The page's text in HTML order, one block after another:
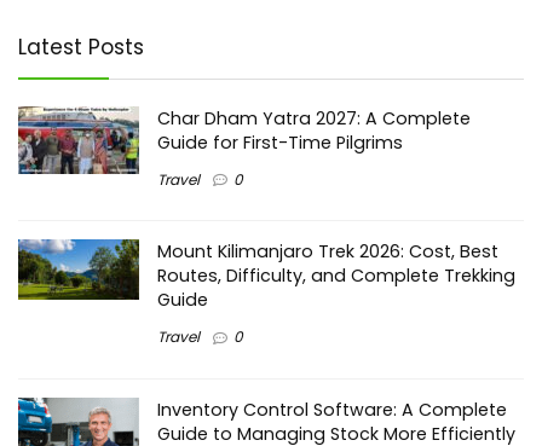
Latest Posts
Char Dham Yatra 2027: A Complete
Guide for First-Time Pilgrims
Travel 0
Mount Kilimanjaro Trek 2026: Cost, Best
Routes, Difficulty, and Complete Trekking
Guide
Travel 0
Inventory Control Software: A Complete
Guide to Managing Stock More Efficiently